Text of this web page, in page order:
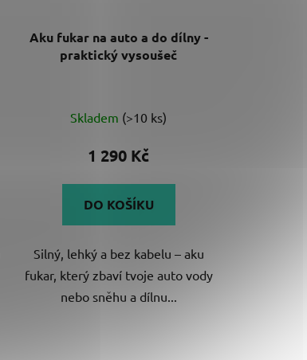
Aku fukar na auto a do dílny -
praktický vysoušeč
Skladem (>10 ks)
1 290 Kč
DO KOŠÍKU
Silný, lehký a bez kabelu – aku
fukar, který zbaví tvoje auto vody
nebo sněhu a dílnu...